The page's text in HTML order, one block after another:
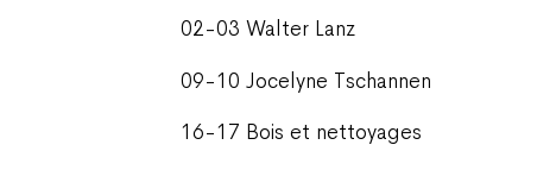
02-03 Walter Lanz
09-10 Jocelyne Tschannen
16-17 Bois et nettoyages